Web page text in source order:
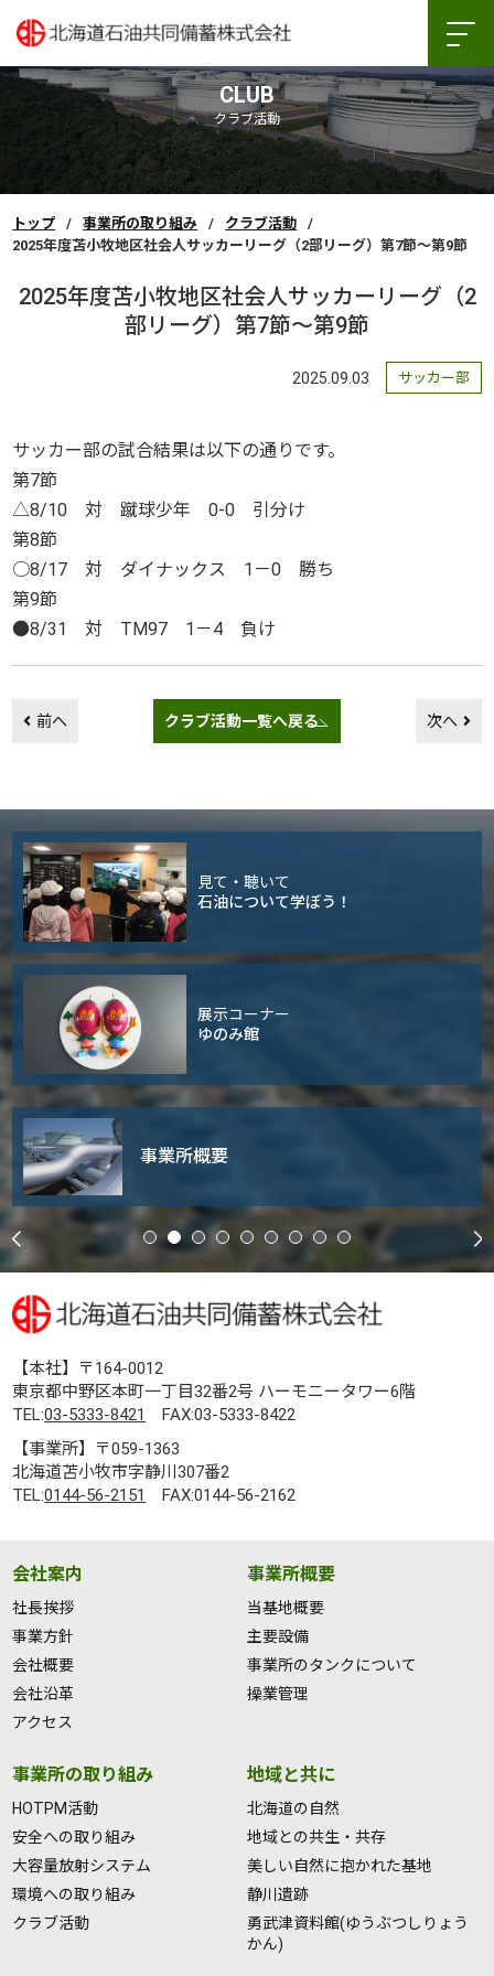
CLUB
クラブ活動
トップ 事業所の取り組み
クラブ活動
2025年度苫小牧地区社会人サッカーリーグ（2部リーグ）第7節～第9節
2025年度苫小牧地区社会人サッカーリーグ（2
部リーグ）第7節～第9節
2025.09.03 サッカー部
サッカー部の試合結果は以下の通りです。
第7節
△8/10 対 蹴球少年 0-0 引分け
第8節
○8/17 対 ダイナックス 1－0 勝ち
第9節
●8/31 対 TM97 1－4 負け
前へ クラブ活動一覧へ戻る 次へ
見て・聴いて
石油について学ぼう！
展示コーナー
ゆのみ館
事業所概要
【本社】〒164-0012
東京都中野区本町一丁目32番2号 ハーモニータワー6階
TEL:03-5333-8421
FAX:03-5333-8422
【事業所】〒059-1363
北海道苫小牧市字静川307番2
TEL:0144-56-2151 FAX:0144-56-2162
会社案内
社長挨拶
事業方針
会社概要
会社沿革
アクセス
事業所概要
当基地概要
主要設備
事業所のタンクについて
操業管理
事業所の取り組み
HOTPM活動
安全への取り組み
大容量放射システム
環境への取り組み
クラブ活動
地域と共に
北海道の自然
地域との共生・共存
美しい自然に抱かれた基地
静川遺跡
勇武津資料館(ゆうぶつしりょう
かん)